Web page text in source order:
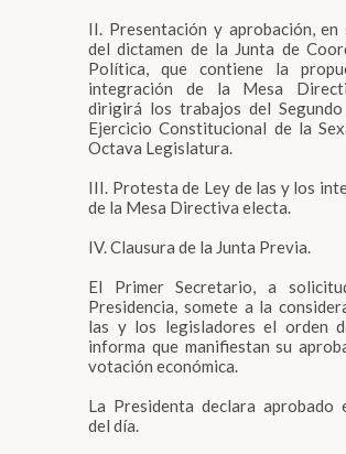
II. Presentación y aprobación, en
del dictamen de la Junta de
Política, que contiene la
integración de la Mesa
dirigirá los trabajos del
Ejercicio Constitucional de la
Octava Legislatura.
III. Protesta de Ley de las y los
de la Mesa Directiva electa.
IV. Clausura de la Junta Previa.
El Primer Secretario, a
Presidencia, somete a la
las y los legisladores el orden
informa que manifiestan su
votación económica.
La Presidenta declara aprobado
del día.